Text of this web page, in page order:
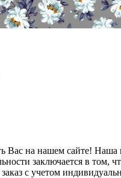
Вас на нашем сайте!
заключается в
с учетом